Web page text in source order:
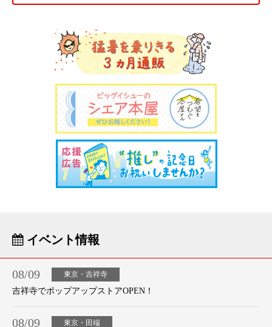
イベント情報
08/09 東京・吉祥寺
吉祥寺でポップアップストアOPEN！
08/09 東京・田端